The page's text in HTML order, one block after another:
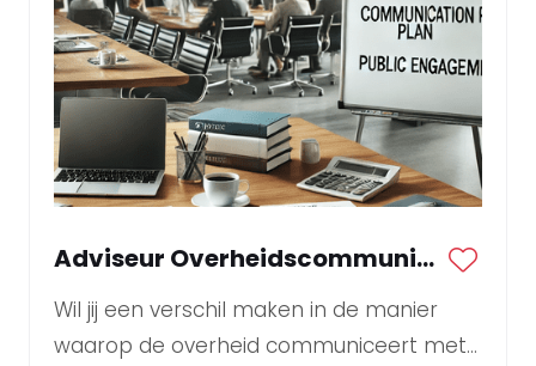
Adviseur Overheidscommunicatie
Wil jij een verschil maken in de manier
waarop de overheid communiceert met